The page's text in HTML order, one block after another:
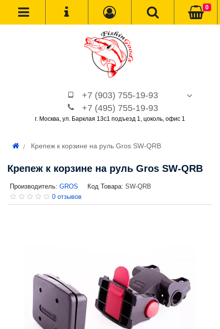
+7 (903) 755-19-93
+7 (495) 755-19-93
г. Москва, ул. Барклая 13с1 подъезд 1, цоколь, офис 1
0
Крепеж к корзине на руль Gros SW-QRB
Крепеж к корзине на руль Gros SW-QRB
Производитель: GROS Код Товара: SW-QRB
0 отзывов